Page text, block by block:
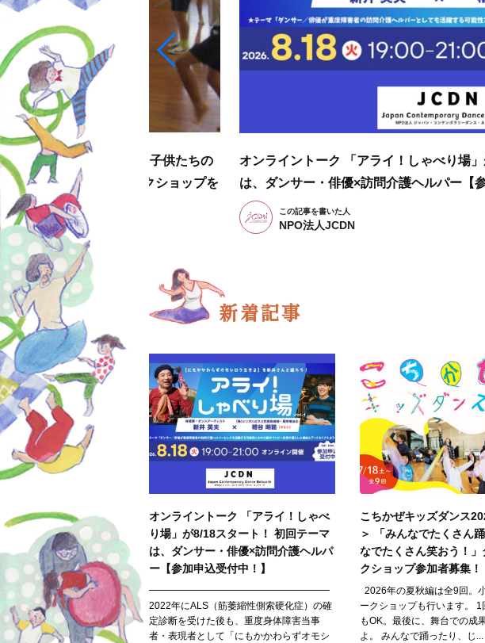
別支援学校の先生方へ）子供たちの
ためのダンス体験ワークショップを
オンライントーク 「アライ！しゃべり場
は、ダンサー・俳優×訪問介護ヘルパー【
この記事を書いた人
NPO法人JCDN
新着記事
オンライントーク 「アライ！しゃべ
り場」が8/18スタート！ 初回テーマ
は、ダンサー・俳優×訪問介護ヘルパ
ー【参加申込受付中！】
━━━━━━━━━━━━━━━━━━━
2022年にALS（筋萎縮性側索硬化症）の確
定診断を受けた後も、重度身体障害当事
者・表現者として「にもかかわらずオモシ
こちかぜキッズダンス
＞ 「みんなでたくさん
なでたくさん笑おう！
クショップ参加者募集！
2026年の夏秋編は全9回。
ークショップも行います。 1
もOK。最後に、舞台での成
よ。 みんなで踊ったり、じ...